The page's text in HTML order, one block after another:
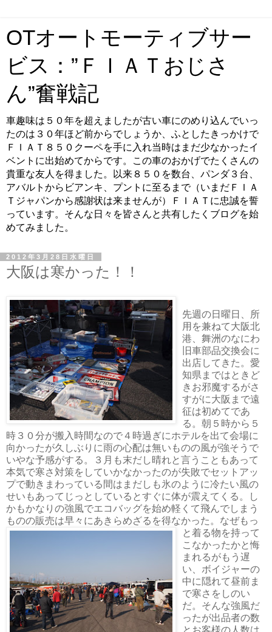
OTオートモーティブサー
ビス：”ＦＩＡＴおじさ
ん”奮戦記
車趣味は５０年を超えましたが古い車にのめり込んでいっ
たのは３０年ほど前からでしょうか、ふとしたきっかけで
ＦＩＡＴ８５０クーペを手に入れ当時はまだ少なかったイ
ベントに出始めてからです。この車のおかげでたくさんの
貴重な友人を得ました。以来８５０を数台、パンダ３台、
アバルトからビアンキ、プントに至るまで（いまだＦＩＡ
Ｔジャパンから感謝状は来ませんが）ＦＩＡＴに忠誠を誓
っています。そんな日々を皆さんと共有したくブログを始
めてみました。
2012年3月28日水曜日
大阪は寒かった！！
先週の日曜日、所
用を兼ねて大阪北
港、舞洲のなにわ
旧車部品交換会に
出店してきた。愛
知県まではときど
きお邪魔するがさ
すがに大阪まで遠
征は初めてであ
る。朝５時から５
時３０分が搬入時間なので４時過ぎにホテルを出て会場に
向かったが久しぶりに雨の心配は無いものの風が強そうで
いやな予感がする。３月も末だし晴れと言うこともあって
本気で寒さ対策をしていかなかったのが失敗でセットアッ
プで動きまわっている間はまだしも氷のように冷たい風の
せいもあってじっとしているとすぐに体が震えてくる。し
かもかなりの強風でエコバッグを始め軽くて飛んでしまう
ものの販売は早々にあきらめざるを得なかった。なぜもっ
と着る物を持って
こなかったかと悔
まれるがもう遅
い、ボイジャーの
中に隠れて昼前ま
で寒さをしのい
だ。そんな強風だ
ったが出品者の数
とお客様の人数は